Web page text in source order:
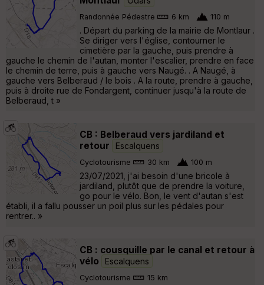
Randonnée Pédestre 6 km 110 m
. Départ du parking de la mairie de Montlaur .
Se diriger vers l'église, contourner le
cimetière par la gauche, puis prendre à
gauche le chemin de l'autan, monter l'escalier, prendre en face
le chemin de terre, puis à gauche vers Naugé. . A Naugé, à
gauche vers Belberaud / le bois . A la route, prendre à gauche,
puis à droite rue de Fondargent, continuer jusqu'à la route de
Belberaud, t »
CB : Belberaud vers jardiland et
retour
Escalquens
Cyclotourisme 30 km 100 m
23/07/2021, j'ai besoin d'une bricole à
jardiland, plutôt que de prendre la voiture,
go pour le vélo. Bon, le vent d'autan s'est
établi, il a fallu pousser un poil plus sur les pédales pour
rentrer.. »
CB : cousquille par le canal et retour à
vélo
Escalquens
Cyclotourisme 15 km